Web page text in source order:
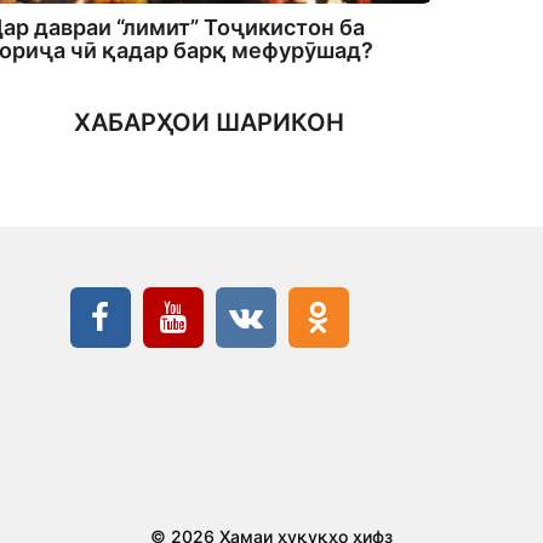
давраи “лимит” Тоҷикистон ба
чӣ қадар барқ мефурӯшад?
ХАБАРҲОИ ШАРИКОН
© 2026 Ҳамаи ҳуқуқҳо ҳифз